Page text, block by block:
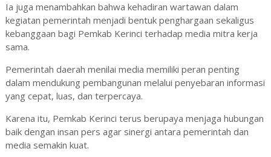
Ia juga menambahkan bahwa kehadiran wartawan dalam
kegiatan pemerintah menjadi bentuk penghargaan sekaligus
kebanggaan bagi Pemkab Kerinci terhadap media mitra kerja
sama.
Pemerintah daerah menilai media memiliki peran penting
dalam mendukung pembangunan melalui penyebaran informasi
yang cepat, luas, dan terpercaya.
Karena itu, Pemkab Kerinci terus berupaya menjaga hubungan
baik dengan insan pers agar sinergi antara pemerintah dan
media semakin kuat.